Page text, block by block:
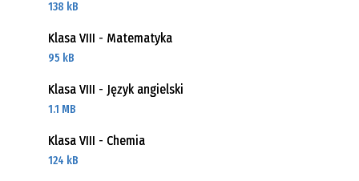
138 kB
Klasa VIII - Matematyka
95 kB
Klasa VIII - Język angielski
1.1 MB
Klasa VIII - Chemia
124 kB